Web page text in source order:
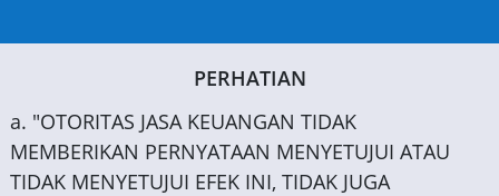
PERHATIAN
a. "OTORITAS JASA KEUANGAN TIDAK
MEMBERIKAN PERNYATAAN MENYETUJUI ATAU
TIDAK MENYETUJUI EFEK INI, TIDAK JUGA